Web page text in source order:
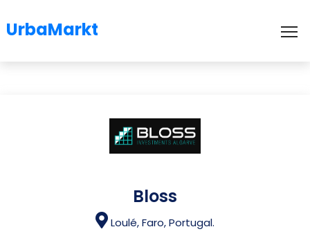
UrbaMarkt
Bloss
Loulé, Faro, Portugal.